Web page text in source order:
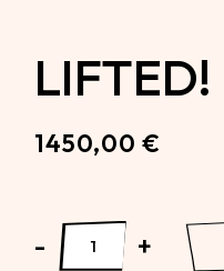
LIFTED!
1450,00 €
Lifted! quantity
- +